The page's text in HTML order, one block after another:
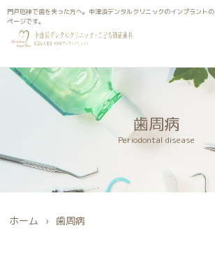
甲東園近くの歯科医、中津浜デンタルクリニックは歯周病の治療も
おこなっております。
門戸厄神で歯を失った方へ。中津浜デンタルクリニックのインプラントの
ページです。
歯周病
Periodontal disease
ホーム › 歯周病